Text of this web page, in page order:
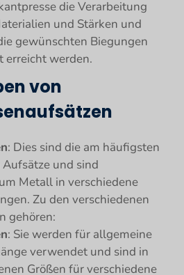
die Verarbeitung
und Stärken und
gewünschten Biegungen
erreicht werden.
von
: Dies sind die am häufigsten
und sind
Metall in verschiedene
Zu den verschiedenen
gehören:
: Sie werden für allgemeine
verwendet und sind in
Größen für verschiedene